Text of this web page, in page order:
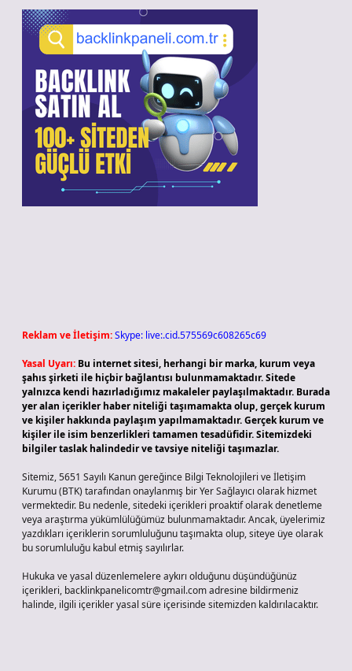
Reklam ve İletişim:Skype: live:.cid.575569c608265c69
Yasal Uyarı: Bu internet sitesi, herhangi bir marka, kurum veya
şahıs şirketi ile hiçbir bağlantısı bulunmamaktadır. Sitede
yalnızca kendi hazırladığımız makaleler paylaşılmaktadır. Burada
yer alan içerikler haber niteliği taşımamakta olup, gerçek kurum
ve kişiler hakkında paylaşım yapılmamaktadır. Gerçek kurum ve
kişiler ile isim benzerlikleri tamamen tesadüfidir. Sitemizdeki
bilgiler taslak halindedir ve tavsiye niteliği taşımazlar.
Sitemiz, 5651 Sayılı Kanun gereğince Bilgi Teknolojileri ve İletişim
Kurumu (BTK) tarafından onaylanmış bir Yer Sağlayıcı olarak hizmet
vermektedir. Bu nedenle, sitedeki içerikleri proaktif olarak denetleme
veya araştırma yükümlülüğümüz bulunmamaktadır. Ancak, üyelerimiz
yazdıkları içeriklerin sorumluluğunu taşımakta olup, siteye üye olarak
bu sorumluluğu kabul etmiş sayılırlar.
Hukuka ve yasal düzenlemelere aykırı olduğunu düşündüğünüz
içerikleri, backlinkpanelicomtr@gmail.comadresine bildirmeniz
halinde, ilgili içerikler yasal süre içerisinde sitemizden kaldırılacaktır.